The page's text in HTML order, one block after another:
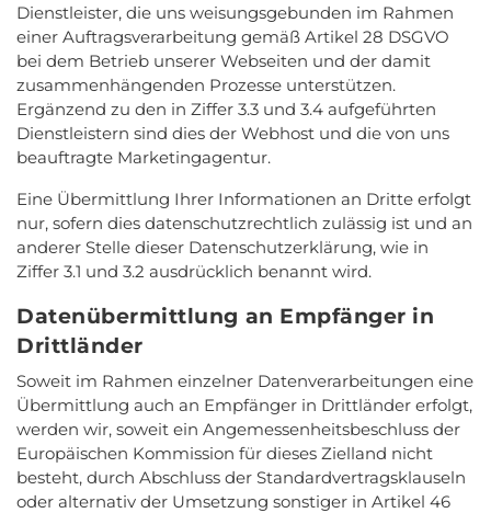
Dienstleister, die uns weisungsgebunden im Rahmen
einer Auftragsverarbeitung gemäß Artikel 28 DSGVO
bei dem Betrieb unserer Webseiten und der damit
zusammenhängenden Prozesse unterstützen.
Ergänzend zu den in Ziffer 3.3 und 3.4 aufgeführten
Dienstleistern sind dies der Webhost und die von uns
beauftragte Marketingagentur.
Eine Übermittlung Ihrer Informationen an Dritte erfolgt
nur, sofern dies datenschutzrechtlich zulässig ist und an
anderer Stelle dieser Datenschutzerklärung, wie in
Ziffer 3.1 und 3.2 ausdrücklich benannt wird.
Datenübermittlung an Empfänger in
Drittländer
Soweit im Rahmen einzelner Datenverarbeitungen eine
Übermittlung auch an Empfänger in Drittländer erfolgt,
werden wir, soweit ein Angemessenheitsbeschluss der
Europäischen Kommission für dieses Zielland nicht
besteht, durch Abschluss der Standardvertragsklauseln
oder alternativ der Umsetzung sonstiger in Artikel 46